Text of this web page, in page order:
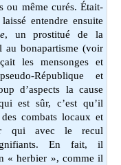
ou même curés. Était-
entendre ensuite
, un prostitué de la
au bonapartisme (voir
les mensonges et
République et
d’aspects la cause
est sûr, c’est qu’il
combats locaux et
qui avec le recul
En fait, il
« herbier », comme il